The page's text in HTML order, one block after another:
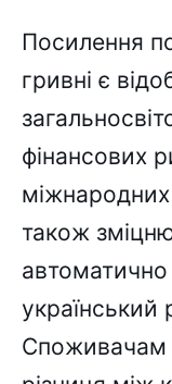
Посилення
гривні є
фінансових
також
Споживачам